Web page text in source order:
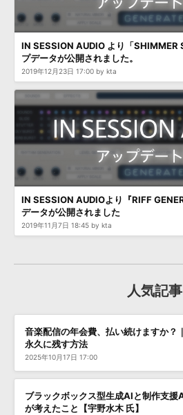
IN SESSION AUDIO より「SHIMMER
プデータが公開されました。
2019年12月23日 17:00 by kta
IN SESSION AUDIOより『RIFF
データが公開されました
2019年11月7日 18:45 by kta
人気記事
音楽配信の年会費、払い続けますか？
永久に残す方法
2025年10月17日 17:00
ブラックボックス型生成AIと制作支援
が考えたこと【宇野水木 氏】